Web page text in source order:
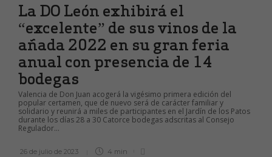
La DO León exhibirá el
“excelente” de sus vinos de la
añada 2022 en su gran feria
anual con presencia de 14
bodegas
Valencia de Don Juan acogerá la vigésimo primera edición del
popular certamen, que de nuevo será de carácter familiar y
solidario y reunirá a miles de participantes en el Jardín de los Patos
durante los días 28 a 30 Catorce bodegas adscritas al Consejo
Regulador...
26 de julio de 2023 4 min